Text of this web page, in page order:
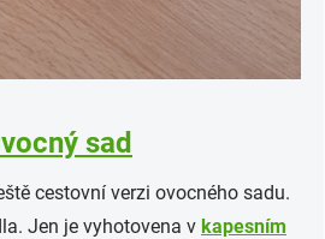
sad
cestovní verzi ovocného sadu.
Jen je vyhotovena v kapesním